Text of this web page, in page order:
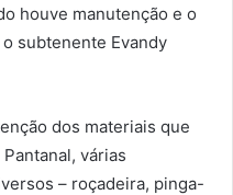
houve manutenção e o
subtenente Evandy
dos materiais que
várias
– roçadeira, pinga-